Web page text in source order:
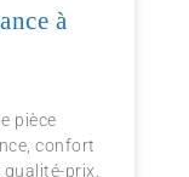
à
pièce
confort
prix.